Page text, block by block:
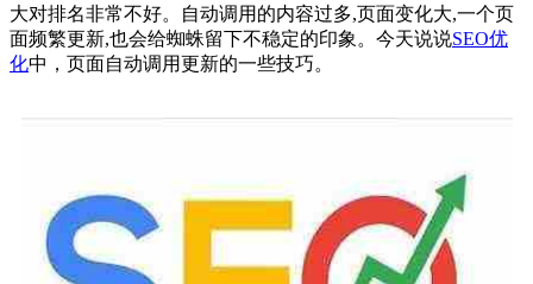
大对排名非常不好。自动调用的内容过多,页面变化大,一个页
面频繁更新,也会给蜘蛛留下不稳定的印象。今天说说SEO优
化中，页面自动调用更新的一些技巧。